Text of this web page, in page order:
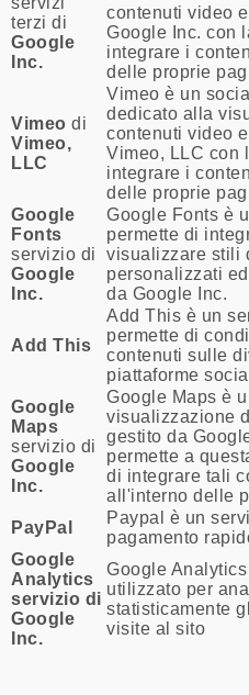
terzi di
Google
Inc.
contenuti video
Google Inc. con
integrare i
delle proprie
Vimeo di
Vimeo,
LLC
Vimeo è un
dedicato alla
contenuti video
Vimeo, LLC con
integrare i
delle proprie
Google
Fonts
servizio di
Google
Inc.
Google Fonts è
permette di
visualizzare stili
personalizzati
da Google Inc.
Add This
Add This è un
permette di
contenuti sulle
piattaforme
Google
Maps
servizio di
Google
Inc.
Google Maps è
visualizzazione
gestito da
permette a
di integrare tali
all'interno delle
PayPal
Paypal è un
pagamento
Google
Analytics
servizio di
Google
Inc.
Google
utilizzato per
statisticamente
visite al sito